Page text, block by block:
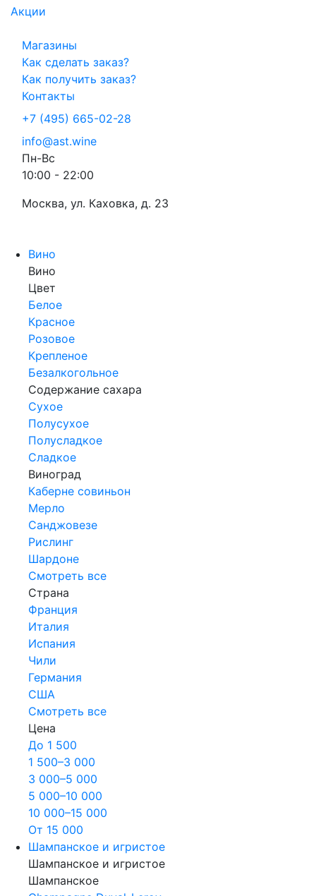
Акции
Магазины
Как сделать заказ?
Как получить заказ?
Контакты
+7 (495) 665-02-28
info@ast.wine
Пн-Вс
10:00 - 22:00
Москва, ул. Каховка, д. 23
Вино
Вино
Цвет
Белое
Красное
Розовое
Крепленое
Безалкогольное
Содержание сахара
Сухое
Полусухое
Полусладкое
Сладкое
Виноград
Каберне совиньон
Мерло
Санджовезе
Рислинг
Шардоне
Смотреть все
Страна
Франция
Италия
Испания
Чили
Германия
США
Смотреть все
Цена
До 1 500
1 500–3 000
3 000–5 000
5 000–10 000
10 000–15 000
От 15 000
Шампанское и игристое
Шампанское и игристое
Шампанское